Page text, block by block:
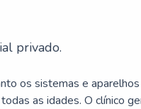
privado.
os sistemas e
as idades. O clínico